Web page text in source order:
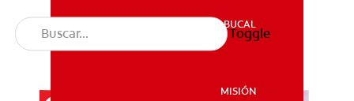
SALUD BUCAL
SALUD BUCAL
MISIÓN
Toggle